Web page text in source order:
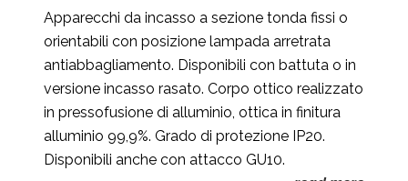
Apparecchi da incasso a sezione tonda fissi o
orientabili con posizione lampada arretrata
antiabbagliamento. Disponibili con battuta o in
versione incasso rasato. Corpo ottico realizzato
in pressofusione di alluminio, ottica in finitura
alluminio 99,9%. Grado di protezione IP20.
Disponibili anche con attacco GU10.